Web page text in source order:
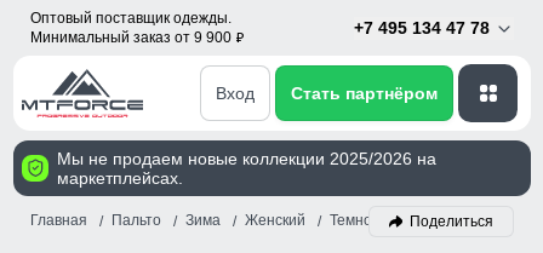
Оптовый поставщик одежды.
Минимальный заказ от 9 900 p
+7 495 134 47 78
Вход Стать партнёром
Мы не продаем новые коллекции 2025/2026 на
маркетплейсах.
Главная Пальто Зима Женский Темно-коричневый
Поделиться